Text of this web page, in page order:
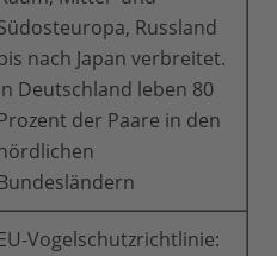
Russland
nach Japan verbreitet.
Deutschland leben 80
der Paare in den
Vogelschutzrichtlinie: